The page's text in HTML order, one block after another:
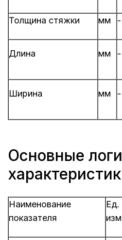
Толщина стяжки мм -
Длина мм -
Ширина мм -
Основные
Наименование
показателя
Ед.